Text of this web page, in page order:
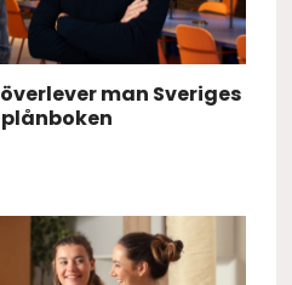
man Sveriges